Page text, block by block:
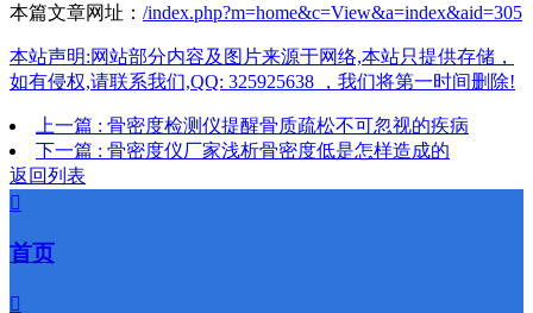
本篇文章网址： /index.php?m=home&c=View&a=index&aid=305
本站声明:网站部分内容及图片来源于网络,本站只提供存储，
如有侵权,请联系我们,QQ: 325925638 ，我们将第一时间删除!
上一篇 : 骨密度检测仪提醒骨质疏松不可忽视的疾病
下一篇 : 骨密度仪厂家浅析骨密度低是怎样造成的
返回列表

首页
